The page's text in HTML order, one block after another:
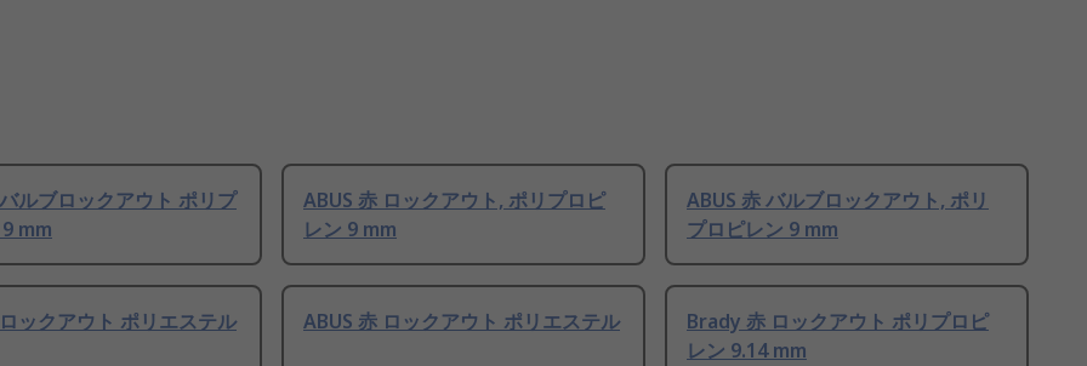
ルブロックアウト ポリプ
mm
ABUS 赤 ロックアウト, ポリプロピ
レン 9 mm
ABUS 赤 バルブロックアウト, ポリ
プロピレン 9 mm
ックアウト ポリエステル ABUS 赤 ロックアウト ポリエステル
Brady 赤 ロックアウト ポリプロピ
レン 9.14 mm